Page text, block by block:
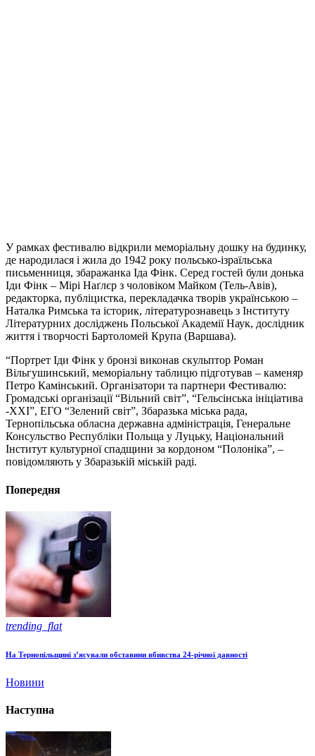
У рамках фестивалю відкрили меморіальну дошку на будинку,
де народилася і жила до 1942 року польсько-ізраїльська
письменниця, збаражанка Іда Фінк. Серед гостей були донька
Іди Фінк – Мірі Наґлєр з чоловіком Майком (Тель-Авів),
редакторка, публіцистка, перекладачка творів українською –
Наталка Римська та історик, літературознавець з Інституту
Літературних досліджень Польської Академії Наук, дослідник
життя і творчості Бартоломей Крупа (Варшава).
“Портрет Іди Фінк у бронзі виконав скульптор Роман
Вільгушинський, меморіальну таблицю підготував – каменяр
Петро Камінський. Організатори та партнери Фестивалю:
Громадські організації “Вільний світ”, “Гельсінська ініціатива
-ХХІ”, ЕГО “Зелений світ”, Збаразька міська рада,
Тернопільська обласна державна адміністрація, Генеральне
Консульство Республіки Польща у Луцьку, Національний
Інститут культурної спадщини за кордоном “Полоніка”, –
повідомляють у Збаразькій міській раді.
Попередня
trending_flat
На Тернопільщині з’ясували обставини вбивства 24-річної давності
Новини
Наступна